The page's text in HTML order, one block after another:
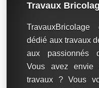
Travaux
dédié aux travaux
aux passionnés
Vous avez envie
travaux ? Vous